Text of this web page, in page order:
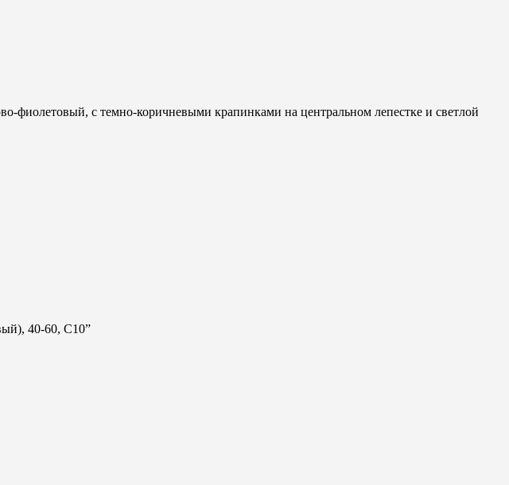
фиолетовый, с темно-коричневыми крапинками на центральном лепестке и светлой
40-60, C10”